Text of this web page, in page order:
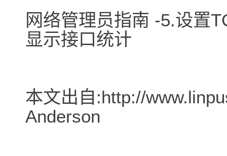
网络管理员指南 -5.设置
显示接口统计
本文出自:http://
Anderson